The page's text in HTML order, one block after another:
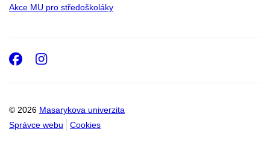
Akce MU pro středoškoláky
© 2026 Masarykova univerzita
Správce webu
Cookies
Facebook
Instagram